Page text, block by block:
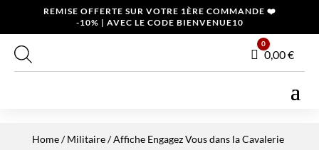
REMISE OFFERTE SUR VOTRE 1ÈRE COMMANDE ❤️
-10% | AVEC LE CODE BIENVENUE10
Panier
0
0,00€
Home/Militaire/ Affiche Engagez Vous dans la Cavalerie